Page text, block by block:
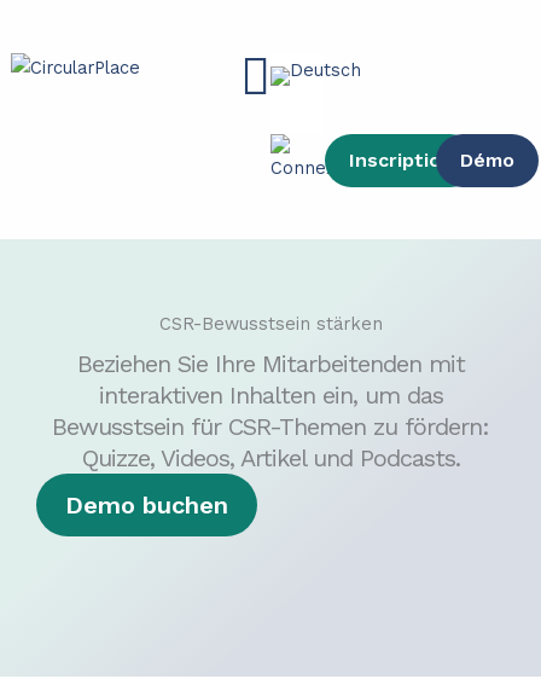
springen
Main
Inscription Démo
CSR-Bewusstsein stärken
Beziehen Sie Ihre Mitarbeitenden mit
interaktiven Inhalten ein, um das
Bewusstsein für CSR-Themen zu fördern:
Quizze, Videos, Artikel und Podcasts.
Demo buchen